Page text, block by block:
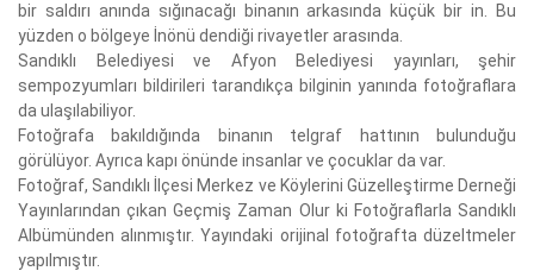
bir saldırı anında sığınacağı binanın arkasında küçük bir in. Bu
yüzden o bölgeye İnönü dendiği rivayetler arasında.
Sandıklı Belediyesi ve Afyon Belediyesi yayınları, şehir
sempozyumları bildirileri tarandıkça bilginin yanında fotoğraflara
da ulaşılabiliyor.
Fotoğrafa bakıldığında binanın telgraf hattının bulunduğu
görülüyor. Ayrıca kapı önünde insanlar ve çocuklar da var.
Fotoğraf, Sandıklı İlçesi Merkez ve Köylerini Güzelleştirme Derneği
Yayınlarından çıkan Geçmiş Zaman Olur ki Fotoğraflarla Sandıklı
Albümünden alınmıştır. Yayındaki orijinal fotoğrafta düzeltmeler
yapılmıştır.